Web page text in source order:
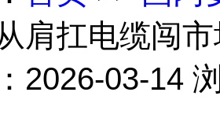
肩扛电缆闯
2026-03-14